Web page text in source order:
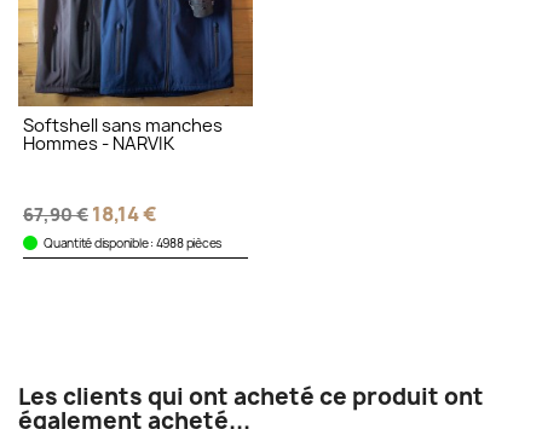
Softshell sans manches
Hommes - NARVIK
67,90 € 18,14 €
Quantité disponible : 4988 pièces
Les clients qui ont acheté ce produit ont
également acheté...